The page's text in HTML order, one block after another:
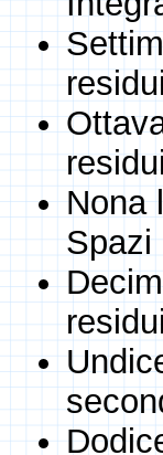
residui
Nona
Spazi